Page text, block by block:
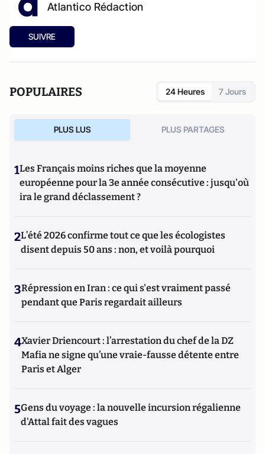
Atlantico Rédaction
SUIVRE
POPULAIRES 24 Heures 7 Jours
PLUS LUS PLUS PARTAGES
1Les Français moins riches que la moyenne
européenne pour la 3e année consécutive : jusqu'où
ira le grand déclassement ?
2L’été 2026 confirme tout ce que les écologistes
disent depuis 50 ans : non, et voilà pourquoi
3Répression en Iran : ce qui s'est vraiment passé
pendant que Paris regardait ailleurs
4Xavier Driencourt : l’arrestation du chef de la DZ
Mafia ne signe qu’une vraie-fausse détente entre
Paris et Alger
5Gens du voyage : la nouvelle incursion régalienne
d'Attal fait des vagues